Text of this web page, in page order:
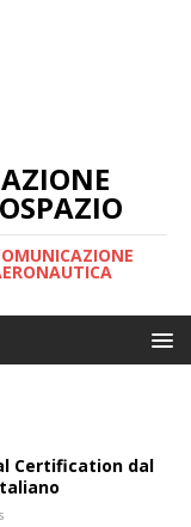
Certification dal